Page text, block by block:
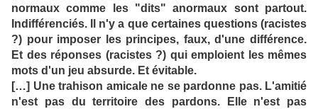
normaux comme les "dits" anormaux sont partout.
Indifférenciés. Il n'y a que certaines questions (racistes
?) pour imposer les principes, faux, d'une différence.
Et des réponses (racistes ?) qui emploient les mêmes
mots d'un jeu absurde. Et évitable.
[…] Une trahison amicale ne se pardonne pas. L'amitié
n'est pas du territoire des pardons. Elle n'est pas